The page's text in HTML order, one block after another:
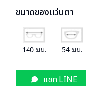
ขนาดของแว่นตา
140 มม. 54 มม.
แชท LINE